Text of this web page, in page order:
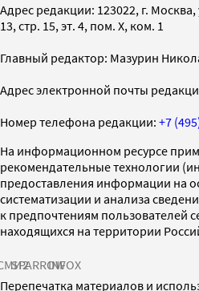
Адрес редакции: 123022, г.
13, стр. 15, эт. 4, пом. X, ком. 1
Главный редактор: Мазурин
Адрес электронной почты
Номер телефона редакции: +7
На информационном ресурсе
рекомендательные технологии
предоставления информации на
систематизации и анализа
к предпочтениям пользователей
находящихся на территории
SPARROWINFOX
Перепечатка материалов и